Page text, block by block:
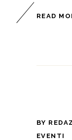
READ
BY
EVENTI